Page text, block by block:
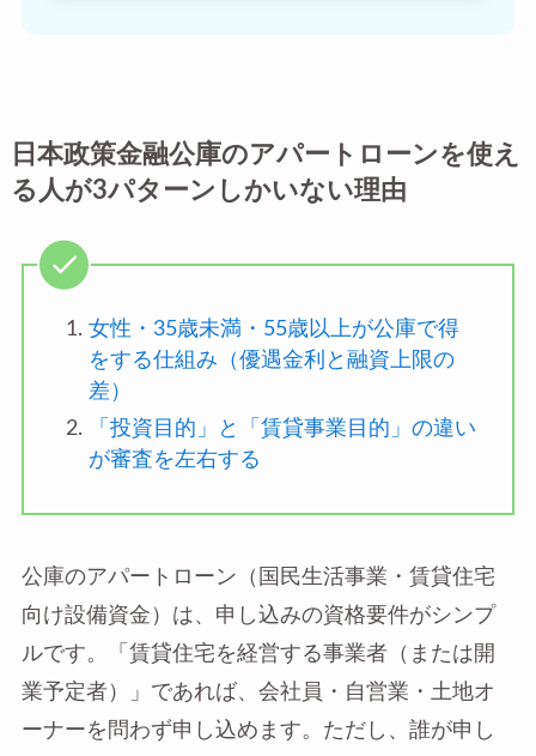
日本政策金融公庫のアパートローンを使え
る人が3パターンしかいない理由
女性・35歳未満・55歳以上が公庫で得
をする仕組み（優遇金利と融資上限の
差）
「投資目的」と「賃貸事業目的」の違い
が審査を左右する
公庫のアパートローン（国民生活事業・賃貸住宅
向け設備資金）は、申し込みの資格要件がシンプ
ルです。「賃貸住宅を経営する事業者（または開
業予定者）」であれば、会社員・自営業・土地オ
ーナーを問わず申し込めます。ただし、誰が申し